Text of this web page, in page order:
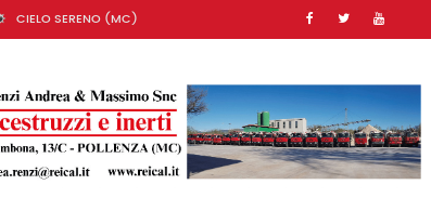
CIELO SERENO (MC)